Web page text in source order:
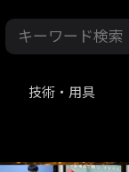
技術・用具